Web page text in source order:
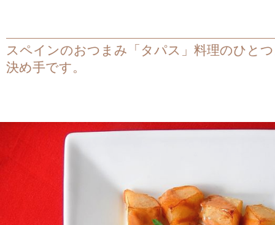
スペインのおつまみ「タパス」料理のひと
決め手です。